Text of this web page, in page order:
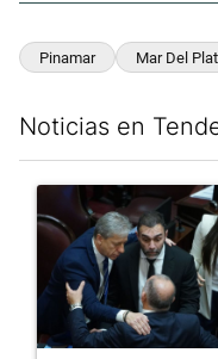
Pinamar Mar Del
Noticias en
Un artículo de